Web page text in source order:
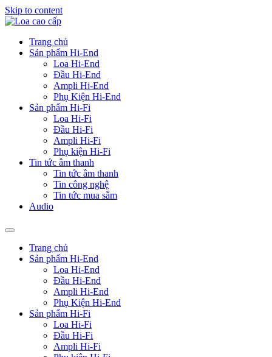
Skip to content
Trang chủ
Sản phẩm Hi-End
Loa Hi-End
Đầu Hi-End
Ampli Hi-End
Phụ Kiện Hi-End
Sản phẩm Hi-Fi
Loa Hi-Fi
Đầu Hi-Fi
Ampli Hi-Fi
Phụ kiện Hi-Fi
Tin tức âm thanh
Tin tức âm thanh
Tin công nghệ
Tin tức mua sắm
Audio
Trang chủ
Sản phẩm Hi-End
Loa Hi-End
Đầu Hi-End
Ampli Hi-End
Phụ Kiện Hi-End
Sản phẩm Hi-Fi
Loa Hi-Fi
Đầu Hi-Fi
Ampli Hi-Fi